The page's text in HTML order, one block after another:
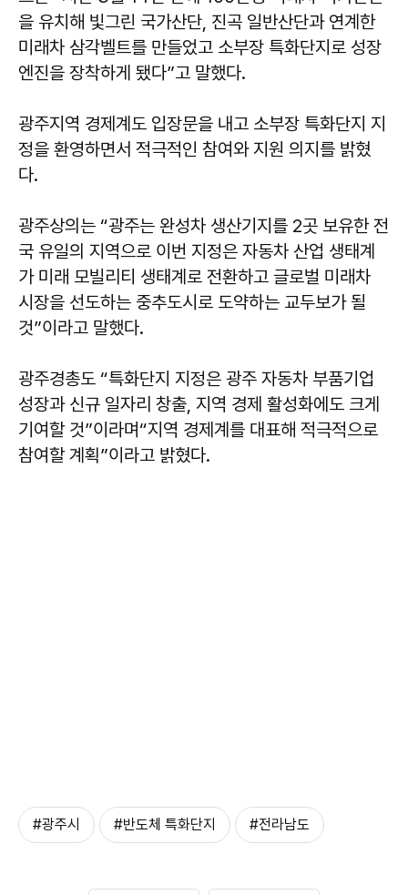
을 유치해 빛그린 국가산단, 진곡 일반산단과 연계한
미래차 삼각벨트를 만들었고 소부장 특화단지로 성장
엔진을 장착하게 됐다”고 말했다.
광주지역 경제계도 입장문을 내고 소부장 특화단지 지
정을 환영하면서 적극적인 참여와 지원 의지를 밝혔
다.
광주상의는 “광주는 완성차 생산기지를 2곳 보유한 전
국 유일의 지역으로 이번 지정은 자동차 산업 생태계
가 미래 모빌리티 생태계로 전환하고 글로벌 미래차
시장을 선도하는 중추도시로 도약하는 교두보가 될
것”이라고 말했다.
광주경총도 “특화단지 지정은 광주 자동차 부품기업
성장과 신규 일자리 창출, 지역 경제 활성화에도 크게
기여할 것”이라며“지역 경제계를 대표해 적극적으로
참여할 계획”이라고 밝혔다.
#광주시 #반도체 특화단지 #전라남도